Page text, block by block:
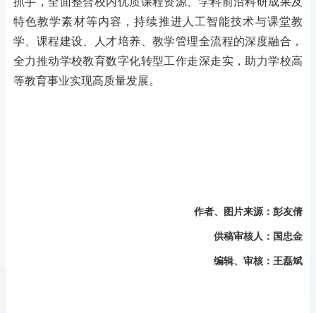
特色教学素材等内容，持续推进人工智能技术与课堂教
学、课程建设、人才培养、教学管理全流程的深度融合，
全力推动学校教育数字化转型工作走深走实，助力学校高
等教育事业实现高质量发展。
作者、 图片来源：彭友倩
供稿审核人：国忠金
编辑、审核：王磊斌